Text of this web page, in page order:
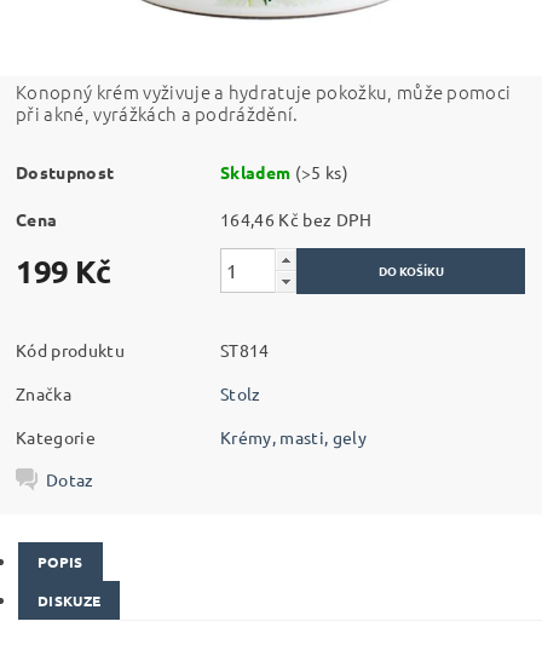
Konopný krém vyživuje a hydratuje pokožku, může pomoci
při akné, vyrážkách a podráždění.
Dostupnost Skladem (>5 ks)
Cena 164,46 Kč bez DPH
199 Kč
Kód produktu
ST814
Značka
Stolz
Kategorie
Krémy, masti, gely
Dotaz
POPIS
DISKUZE